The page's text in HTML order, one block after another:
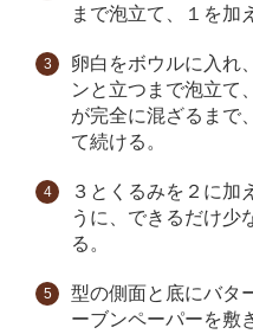
まで泡立て、１を加
卵白をボウルに入れ
ンと立つまで泡立て
が完全に混ざるまで
て続ける。
３とくるみを２に加
うに、できるだけ少
る。
型の側面と底にバタ
ーブンペーパーを敷